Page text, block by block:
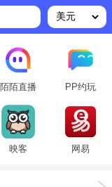
陌陌直播 PP约玩
映客 网易